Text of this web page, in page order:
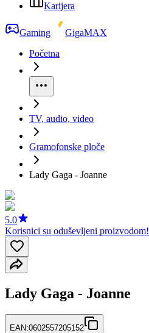
Karijera
Gaming
GigaMAX
Početna
TV, audio, video
Gramofonske ploče
Lady Gaga - Joanne
5.0
Korisnici su oduševljeni proizvodom!
Lady Gaga - Joanne
EAN:0602557205152